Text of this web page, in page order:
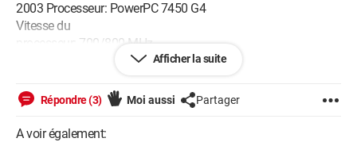
2003 Processeur: PowerPC 7450 G4
Vitesse du
processeur: 700/800 MHz
Taiwan
Afficher la suite
Répondre (3) Moi aussi Partager
A voir également: